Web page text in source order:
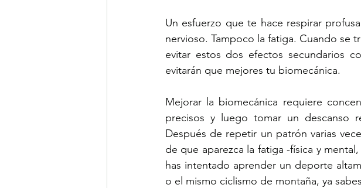
Un esfuerzo que te hace respirar
nervioso. Tampoco la fatiga. Cuando se
evitar estos dos efectos secundarios
evitarán que mejores tu biomecánica.
Mejorar la biomecánica requiere
precisos y luego tomar un descanso
Después de repetir un patrón varias
de que aparezca la fatiga -física y
has intentado aprender un deporte
o el mismo ciclismo de montaña, ya